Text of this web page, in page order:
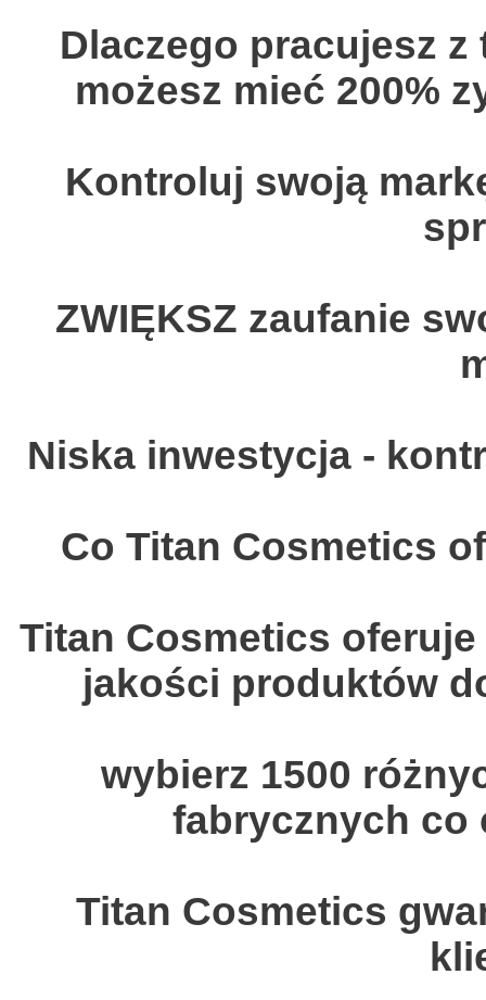
Dlaczego pracujesz
możesz mieć 200%
Kontroluj swoją
ZWIĘKSZ zaufanie
Niska inwestycja -
Co Titan Cosmetics
Titan Cosmetics
jakości produktów
wybierz 1500
fabrycznych co
Titan Cosmetics